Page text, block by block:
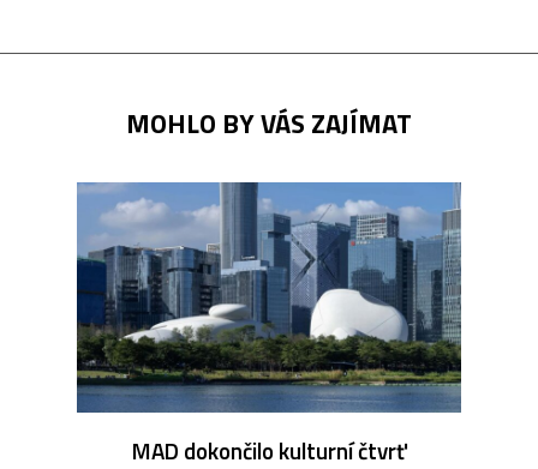
MOHLO BY VÁS ZAJÍMAT
MAD dokončilo kulturní čtvrť